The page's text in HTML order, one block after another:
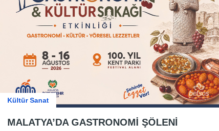
Kültür Sanat
MALATYA’DA GASTRONOMİ ŞÖLENİ